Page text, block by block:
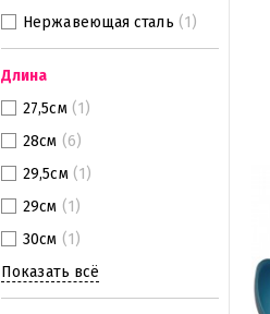
Нержавеющая сталь (1)
Длина
27,5см (1)
28см (6)
29,5см (1)
29см (1)
30см (1)
Показать всё